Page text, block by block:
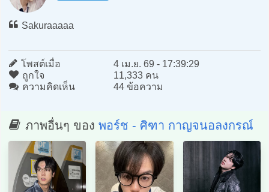
Sakuraaaaa
โพสต์เมื่อ
4 เม.ย. 69 - 17:39:29
ถูกใจ
11,333 คน
ความคิดเห็น
44 ข้อความ
ภาพอื่นๆ ของ พอร์ช - ศิฑา กาญจนอลงกรณ์